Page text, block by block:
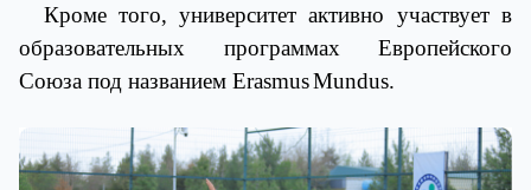
Кроме того, университет активно участвует в
образовательных программах Европейского
Союза под названием ErasmusMundus.